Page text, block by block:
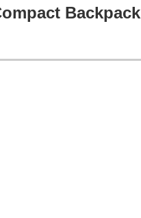
Backpack